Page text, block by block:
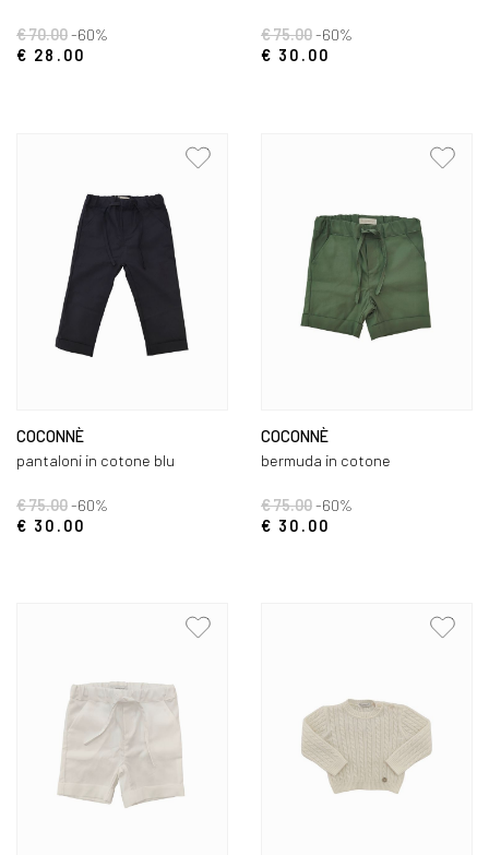
€ 70.00-60%
€ 28.00
€ 75.00-60%
€ 30.00
COCONNÈ
pantaloni in cotone blu
€ 75.00-60%
€ 30.00
COCONNÈ
bermuda in cotone
€ 75.00-60%
€ 30.00